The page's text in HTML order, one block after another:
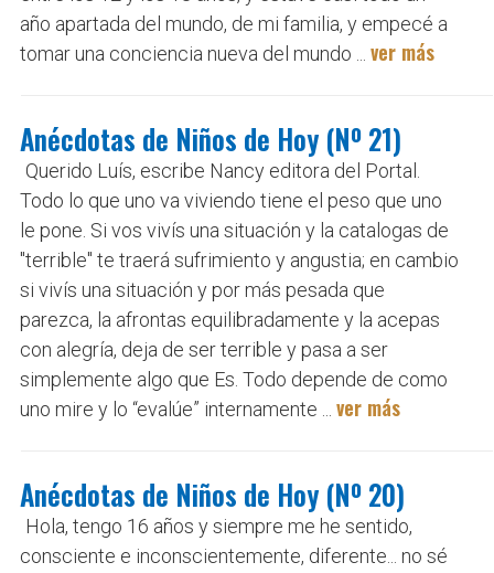
año apartada del mundo, de mi familia, y empecé a
tomar una conciencia nueva del mundo ... ver más
Anécdotas de Niños de Hoy (Nº 21)
Querido Luís, escribe Nancy editora del Portal.
Todo lo que uno va viviendo tiene el peso que uno
le pone. Si vos vivís una situación y la catalogas de
"terrible" te traerá sufrimiento y angustia; en cambio
si vivís una situación y por más pesada que
parezca, la afrontas equilibradamente y la acepas
con alegría, deja de ser terrible y pasa a ser
simplemente algo que Es. Todo depende de como
uno mire y lo “evalúe” internamente ... ver más
Anécdotas de Niños de Hoy (Nº 20)
Hola, tengo 16 años y siempre me he sentido,
consciente e inconscientemente, diferente... no sé